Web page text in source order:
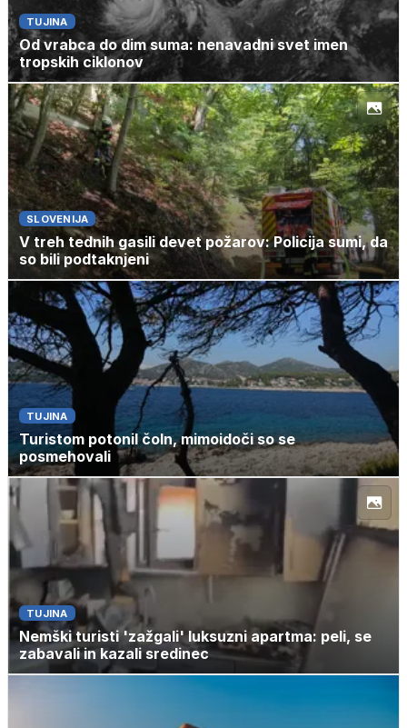
TUJINA
Od vrabca do dim suma: nenavadni svet imen
tropskih ciklonov
SLOVENIJA
V treh tednih gasili devet požarov: Policija sumi, da
so bili podtaknjeni
TUJINA
Turistom potonil čoln, mimoidoči so se
posmehovali
TUJINA
Nemški turisti 'zažgali' luksuzni apartma: peli, se
zabavali in kazali sredinec